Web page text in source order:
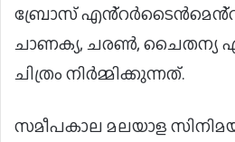
ബ്രോസ്
ചാണക്യ, ചരൺ, ചൈതന്യ
ചിത്രം നിർമ്മിക്കുന്നത്.
സമീപകാല മലയാള